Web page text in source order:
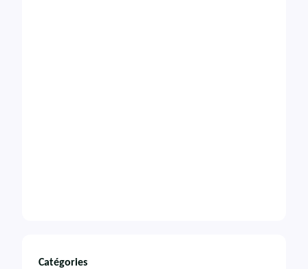
Catégories